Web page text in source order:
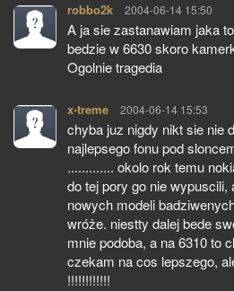
robbo2k pisze:
2004-06-14 15:50
A ja sie zastanawiam jaka
bedzie w 6630 skoro
Ogolnie tragedia
x-treme pisze:
2004-06-14 15:53
chyba juz nigdy nikt sie nie
najlepsego fonu pod
............. okolo rok temu
do tej pory go nie wypuscili,
nowych modeli
wróże. niestty dalej bede
mnie podoba, a na 6310 to
czekam na cos lepszego,
!!!!!!!!!!!!